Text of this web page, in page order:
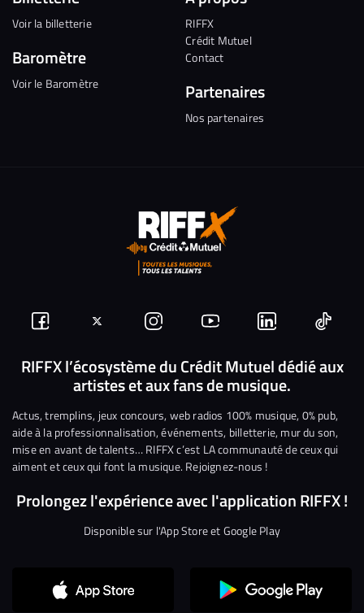
Continuer sans accepter
Voir la billetterie
Baromètre
Voir le Baromètre
RIFFX
Crédit Mutuel
Contact
Partenaires
Nos partenaires
Suivez-
nous
Facebook
Suivez-
nous
sur
Twitter
Nous
rejoindre
sur
Instagram
Nous
rejoindre
sur
YouTube
Nous
rejoindre
sur
Linkedin
Nous
RIFFX l’écosystème du Crédit Mutuel dédié aux
artistes et aux fans de musique.
Actus, tremplins, jeux concours, web radios 100% musique, 0% pub,
aide à la professionnalisation, événements, billetterie, mur du son,
mise en avant de talents… RIFFX c’est LA communauté de ceux qui
aiment et ceux qui font la musique. Rejoignez-nous !
Prolongez l'expérience avec l'application RIFFX !
Disponible sur l'App Store et Google Play